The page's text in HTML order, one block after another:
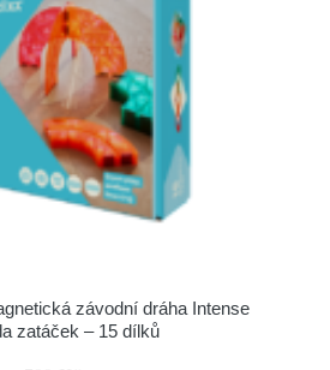
závodní dráha Intense
zatáček – 15 dílků